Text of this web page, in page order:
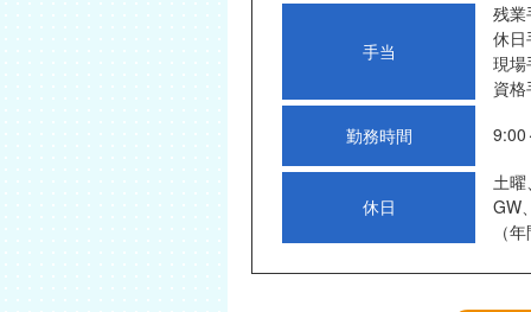
手当
残業
休日
現場
資
勤務時間
9:00
休日
土曜
GW
（